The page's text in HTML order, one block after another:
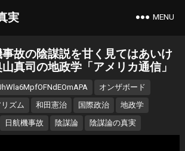
実 MENU
故の陰謀説を甘く見てはあいけ
真司の地政学「アメリカ通信」
オンザボード
リズム 和田憲治 国際政治
地政学
日航機事故 陰謀論 陰謀論の真実